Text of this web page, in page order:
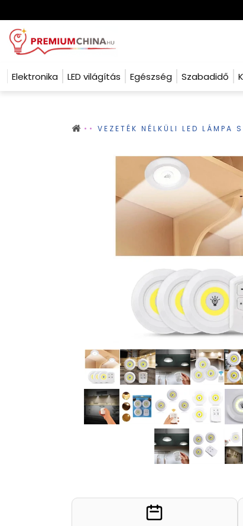
Elektronika LED világítás Egészség Szabadidő
VEZETÉK NÉLKÜLI LED LÁMPA